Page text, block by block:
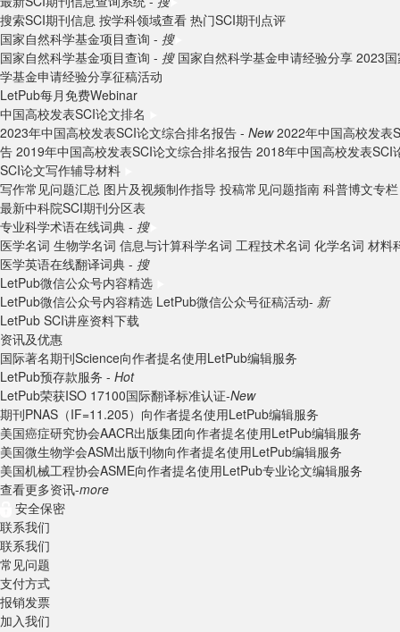
搜索SCI期刊信息 按学科领域查看 热门SCI期刊点评
国家自然科学基金项目查询 - 搜
国家自然科学基金项目查询 - 搜 国家自然科学基金申请经验分享 2023
学基金申请经验分享征稿活动
LetPub每月免费Webinar
中国高校发表SCI论文排名
2023年中国高校发表SCI论文综合排名报告 - New 2022年中国高校发表
告 2019年中国高校发表SCI论文综合排名报告 2018年中国高校发表SCI
SCI论文写作辅导材料
写作常见问题汇总 图片及视频制作指导 投稿常见问题指南 科普博文专栏
最新中科院SCI期刊分区表
专业科学术语在线词典 - 搜
医学名词 生物学名词 信息与计算科学名词 工程技术名词 化学名词 材料
医学英语在线翻译词典 - 搜
LetPub微信公众号内容精选
LetPub微信公众号内容精选 LetPub微信公众号征稿活动- 新
LetPub SCI讲座资料下载
资讯及优惠
国际著名期刊Science向作者提名使用LetPub编辑服务
LetPub预存款服务 - Hot
LetPub荣获ISO 17100国际翻译标准认证-New
期刊PNAS（IF=11.205）向作者提名使用LetPub编辑服务
美国癌症研究协会AACR出版集团向作者提名使用LetPub编辑服务
美国微生物学会ASM出版刊物向作者提名使用LetPub编辑服务
美国机械工程协会ASME向作者提名使用LetPub专业论文编辑服务
查看更多资讯-more
安全保密
联系我们
联系我们
常见问题
支付方式
报销发票
加入我们